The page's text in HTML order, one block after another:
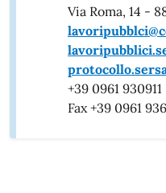
Via Roma, 14 -
+39 0961 930911
Fax +39 0961